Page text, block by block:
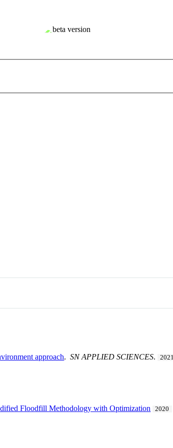
approach.SN APPLIED SCIENCES. 2021
Floodfill Methodology with Optimization 2020